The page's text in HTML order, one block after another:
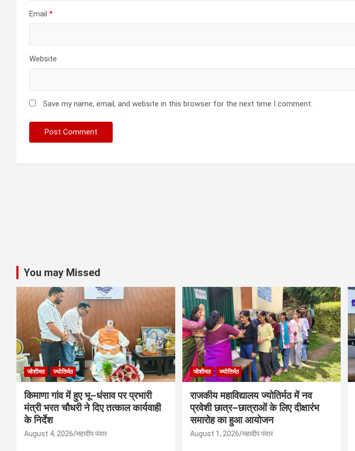
Email *
Website
Save my name, email, and website in this browser for the next time I comment.
You may Missed
जोशीमठ ज्योतिर्मठ
किमाणा गांव में हुए भू–धंसाव पर प्रभारी
मंत्री भरत चौधरी ने दिए तत्काल कार्यवाही
के निर्देश
August 4, 2026 महादीप पंवार
जोशीमठ ज्योतिर्मठ
राजकीय महाविद्यालय ज्योतिर्मठ में नव
प्रवेशी छात्र–छात्राओं के लिए दीक्षारंभ
समारोह का हुआ आयोजन
August 1, 2026 महादीप पंवार